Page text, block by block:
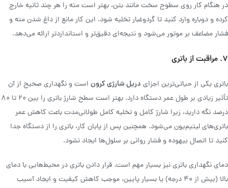
در هنگام کار روی سطوح سخت مانند بتن، بهتر است مته را هر چند ثانیه خارج
کرده و دوباره وارد کنید تا گردوغبار تخلیه شود. این کار مانع از داغ شدن مته و
فشار مضاعف بر موتور می‌شود و نتیجه‌ای دقیق‌تر و استانداردتر ارائه می‌دهد.
۷. مراقبت از باتری
باتری یکی از حیاتی‌ترین اجزای دریل شارژی کرون است و نگهداری صحیح از آن
تأثیر زیادی بر طول عمر دستگاه دارد. بهتر است سطح شارژ باتری را بین ۲۰ تا ۸۰
درصد نگه دارید، زیرا شارژ کامل و تخلیه کامل طولانی‌مدت باعث کاهش عمر
باتری‌های لیتیم‌یون می‌شود. همچنین پس از پایان کار، باتری را از دستگاه جدا
کنید تا اتصال بیهوده و فشار روانی بر سلول‌ها ایجاد نشود.
دمای نگهداری باتری نیز بسیار مهم است. قرار دادن باتری در محیط‌هایی با دمای
بالا (بیش از ۴۰ درجه) یا بسیار پایین، موجب کاهش کیفیت و ایجاد آسیب